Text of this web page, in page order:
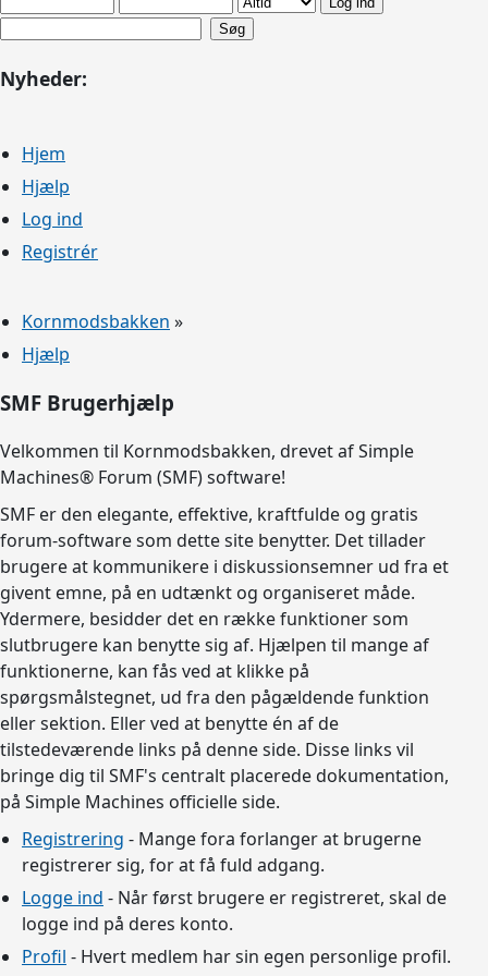
Nyheder:
Hjem
Hjælp
Log ind
Registrér
Kornmodsbakken »
Hjælp
SMF Brugerhjælp
Velkommen til Kornmodsbakken, drevet af Simple
Machines® Forum (SMF) software!
SMF er den elegante, effektive, kraftfulde og gratis
forum-software som dette site benytter. Det tillader
brugere at kommunikere i diskussionsemner ud fra et
givent emne, på en udtænkt og organiseret måde.
Ydermere, besidder det en række funktioner som
slutbrugere kan benytte sig af. Hjælpen til mange af
funktionerne, kan fås ved at klikke på
spørgsmålstegnet, ud fra den pågældende funktion
eller sektion. Eller ved at benytte én af de
tilstedeværende links på denne side. Disse links vil
bringe dig til SMF's centralt placerede dokumentation,
på Simple Machines officielle side.
Registrering - Mange fora forlanger at brugerne
registrerer sig, for at få fuld adgang.
Logge ind - Når først brugere er registreret, skal de
logge ind på deres konto.
Profil - Hvert medlem har sin egen personlige profil.